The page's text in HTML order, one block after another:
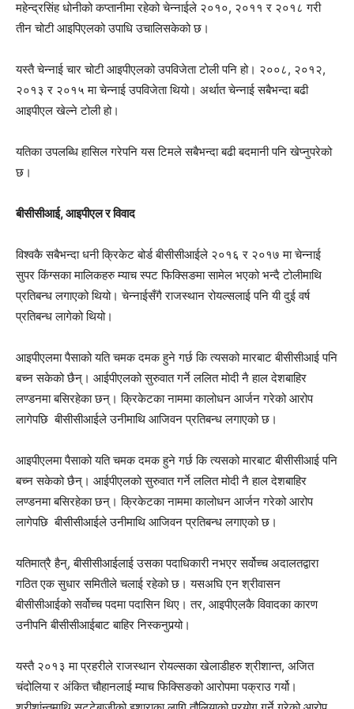
महेन्द्रसिंह धोनीको कप्तानीमा रहेको चेन्नाईले २०१०, २०११ र २०१८ गरी
तीन चोटी आइपिएलको उपाधि उचालिसकेको छ।
यस्तै चेन्नाई चार चोटी आइपीएलको उपविजेता टोली पनि हो। २००८, २०१२,
२०१३ र २०१५ मा चेन्नाई उपविजेता थियो। अर्थात चेन्नाई सबैभन्दा बढी
आइपीएल खेल्ने टोली हो।
यतिका उपलब्धि हासिल गरेपनि यस टिमले सबैभन्दा बढी बदमानी पनि खेप्नुपरेको
छ।
बीसीसीआई, आइपीएल र विवाद
विश्वकै सबैभन्दा धनी क्रिकेट बोर्ड बीसीसीआईले २०१६ र २०१७ मा चेन्नाई
सुपर किंग्सका मालिकहरु म्याच स्पट फिक्सिङमा सामेल भएको भन्दै टोलीमाथि
प्रतिबन्ध लगाएको थियो। चेन्नाईसँगै राजस्थान रोयल्सलाई पनि यी दुई वर्ष
प्रतिबन्ध लागेको थियो।
आइपीएलमा पैसाको यति चमक दमक हुने गर्छ कि त्यसको मारबाट बीसीसीआई पनि
बच्न सकेको छैन्। आईपीएलको सुरुवात गर्ने ललित मोदी नै हाल देशबाहिर
लण्डनमा बसिरहेका छन्। क्रिकेटका नाममा कालोधन आर्जन गरेको आरोप
लागेपछि बीसीसीआईले उनीमाथि आजिवन प्रतिबन्ध लगाएको छ।
आइपीएलमा पैसाको यति चमक दमक हुने गर्छ कि त्यसको मारबाट बीसीसीआई पनि
बच्न सकेको छैन्। आईपीएलको सुरुवात गर्ने ललित मोदी नै हाल देशबाहिर
लण्डनमा बसिरहेका छन्। क्रिकेटका नाममा कालोधन आर्जन गरेको आरोप
लागेपछि बीसीसीआईले उनीमाथि आजिवन प्रतिबन्ध लगाएको छ।
यतिमात्रै हैन्, बीसीसीआईलाई उसका पदाधिकारी नभएर सर्वोच्च अदालतद्वारा
गठित एक सुधार समितीले चलाई रहेको छ। यसअघि एन श्रीवासन
बीसीसीआईको सर्वोच्च पदमा पदासिन थिए। तर, आइपीएलकै विवादका कारण
उनीपनि बीसीसीआईबाट बाहिर निस्कनुपर्‍यो।
यस्तै २०१३ मा प्रहरीले राजस्थान रोयल्सका खेलाडीहरु श्रीशान्त, अजित
चंदोलिया र अंकित चौहानलाई म्याच फिक्सिङको आरोपमा पक्राउ गर्यो।